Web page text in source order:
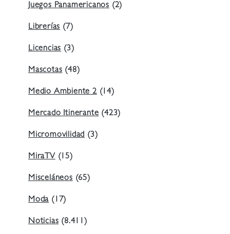
Juegos Panamericanos (2)
Librerías(7)
Licencias(3)
Mascotas(48)
Medio Ambiente 2(14)
Mercado Itinerante(423)
Micromovilidad(3)
MiraTV(15)
Misceláneos(65)
Moda(17)
Noticias(8.411)